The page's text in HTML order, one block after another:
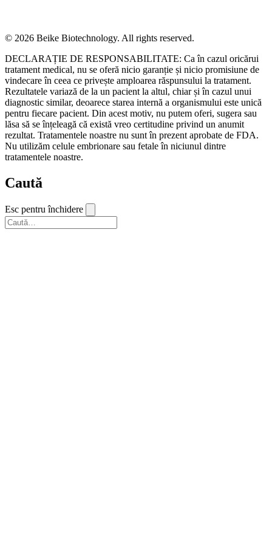
© 2026 Beike Biotechnology. All rights reserved.
DECLARAȚIE DE RESPONSABILITATE: Ca în cazul oricărui
tratament medical, nu se oferă nicio garanție și nicio promisiune de
vindecare în ceea ce privește amploarea răspunsului la tratament.
Rezultatele variază de la un pacient la altul, chiar și în cazul unui
diagnostic similar, deoarece starea internă a organismului este unică
pentru fiecare pacient. Din acest motiv, nu putem oferi, sugera sau
lăsa să se înțeleagă că există vreo certitudine privind un anumit
rezultat. Tratamentele noastre nu sunt în prezent aprobate de FDA.
Nu utilizăm celule embrionare sau fetale în niciunul dintre
tratamentele noastre.
Caută
Esc pentru închidere